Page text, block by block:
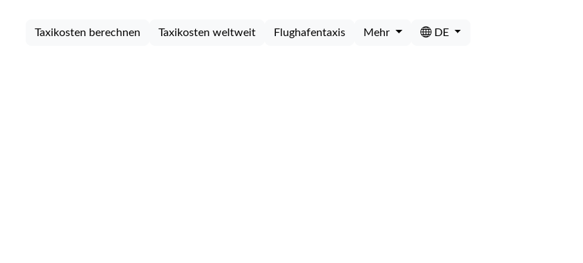
Taxikosten berechnen Taxikosten weltweit Flughafentaxis Mehr DE